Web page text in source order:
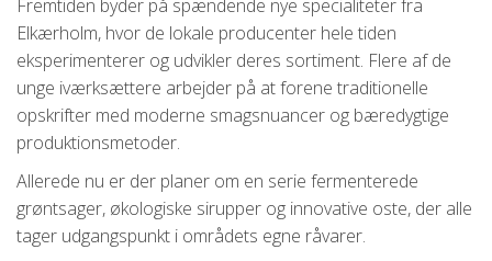
Fremtiden byder på spændende nye specialiteter fra
Elkærholm, hvor de lokale producenter hele tiden
eksperimenterer og udvikler deres sortiment. Flere af de
unge iværksættere arbejder på at forene traditionelle
opskrifter med moderne smagsnuancer og bæredygtige
produktionsmetoder.
Allerede nu er der planer om en serie fermenterede
grøntsager, økologiske sirupper og innovative oste, der alle
tager udgangspunkt i områdets egne råvarer.